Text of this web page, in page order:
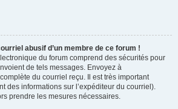
abusif d’un membre de ce forum !
du forum comprend des sécurités pour
de tels messages. Envoyez à
du courriel reçu. Il est très important
des informations sur l’expéditeur du courriel).
prendre les mesures nécessaires.